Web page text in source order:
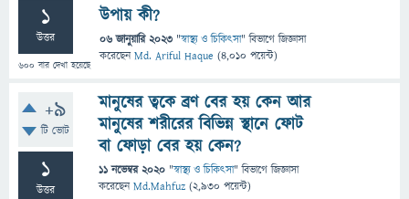
1
উত্তর
600 বার দেখা হয়েছে
উপায় কী?
06 জানুয়ারি 2023 "স্বাস্থ্য ও চিকিৎসা" বিভাগে জিজ্ঞাসা
করেছেনMd. Ariful Haque (4,010 পয়েন্ট)
+9
টি ভোট
1
উত্তর
মানুষের ত্বকে ব্রণ বের হয় কেন আর
মানুষের শরীরের বিভিন্ন স্থানে ফোট
বা ফোড়া বের হয় কেন?
11 নভেম্বর 2020 "স্বাস্থ্য ও চিকিৎসা" বিভাগে জিজ্ঞাসা
করেছেনMd.Mahfuz (2,930 পয়েন্ট)